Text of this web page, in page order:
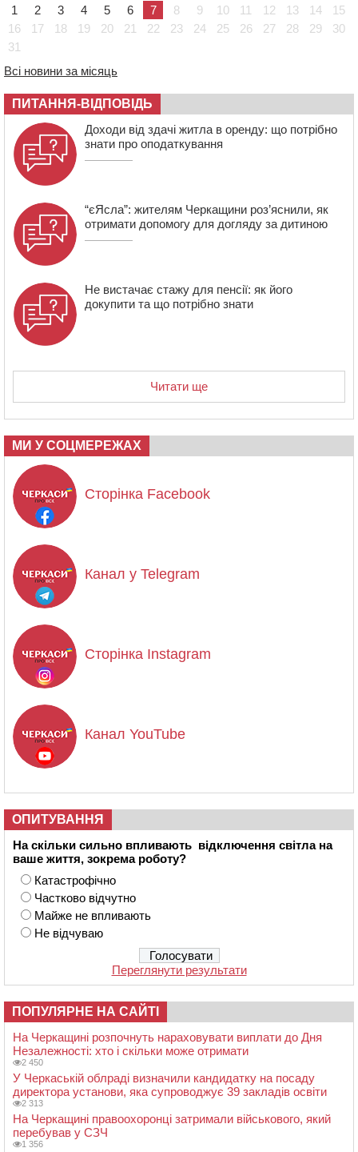
У Черкасах водійка протаранила Duster, коли
здавала назад
постраждалих від укусів тварин
18:15 Черкаська тренувальна квартира стала прикладом
для громад з усієї України
1
2 3 4 5 6 7 8 9 10 11 12 13 14
15
16
17 18 19 20 21 22 23 24 25 26 27 28 29
30
31
Всі новини за місяць
ПИТАННЯ-ВІДПОВІДЬ
Доходи від здачі житла в оренду: що потрібно
знати про оподаткування
“єЯсла”: жителям Черкащини роз’яснили, як
отримати допомогу для догляду за дитиною
Не вистачає стажу для пенсії: як його
докупити та що потрібно знати
Читати ще
МИ У СОЦМЕРЕЖАХ
Сторінка Facebook
Канал у Telegram
Сторінка Instagram
Канал YouTube
ОПИТУВАННЯ
На скільки сильно впливають відключення світла на
ваше життя, зокрема роботу?
Катастрофічно
Частково відчутно
Майже не впливають
Не відчуваю
Переглянути результати
ПОПУЛЯРНЕ НА САЙТІ
На Черкащині розпочнуть нараховувати виплати до Дня
Незалежності: хто і скільки може отримати
2 450
У Черкаській облраді визначили кандидатку на посаду
директора установи, яка супроводжує 39 закладів освіти
2 313
На Черкащині правоохоронці затримали військового, який
перебував у СЗЧ
1 356